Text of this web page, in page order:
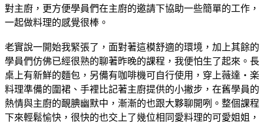
對主廚，更方便學員們在主廚的邀請下協助一些簡單的工作，
一起做料理的感覺很棒。
老實說一開始我緊張了，面對著這模舒適的環境，加上其餘的
學員們仿佛已經很熟的聊著昨晚的課程，我便怕生了起來。長
桌上有新鮮的麵包，另備有咖啡機可自行使用，穿上薇達‧楽
料理準備的圍裙、手裡比記著主廚提供的小撇步，在舊學員的
熱情與主廚的靦腆幽默中，漸漸的也跟大夥聊開咧。整個課程
下來輕鬆愉快，很快的也交上了幾位相同愛料理的可愛姐姐，